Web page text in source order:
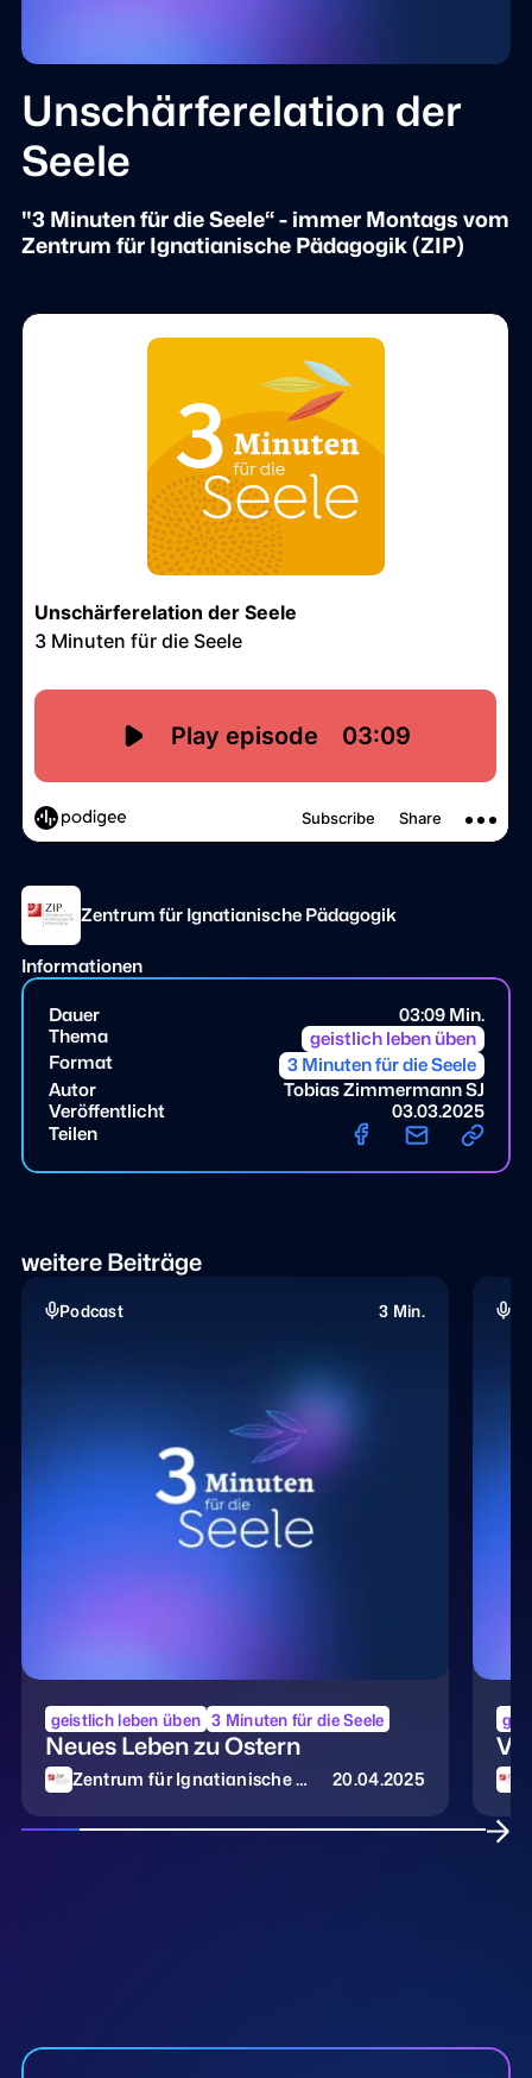
Unschärferelation der
Seele
"3 Minuten für die Seele“ - immer Montags vom
Zentrum für Ignatianische Pädagogik (ZIP)
Zentrum für Ignatianische Pädagogik
Informationen
Dauer
03:09 Min.
Thema
geistlich leben üben
Format
3 Minuten für die Seele
Autor
Tobias Zimmermann SJ
Veröffentlicht
03.03.2025
Teilen
weitere Beiträge
Podcast 3 Min.
geistlich leben üben 3 Minuten für die Seele
Neues Leben zu Ostern
Zentrum für Ignatianische P
20.04.2025